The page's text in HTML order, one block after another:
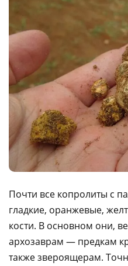
Почти все копролиты с
гладкие, оранжевые,
кости. В основном они,
архозаврам — предкам
также звероящерам.